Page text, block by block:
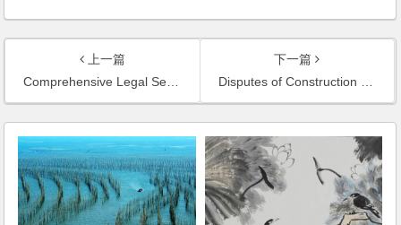
上一篇
Comprehensive Legal Services of Real Estate Development of Jinqiu California Garden
下一篇
Disputes of Construction Project Debt: Case of the Harbor City’s Project of Reclamation of Land from the Sea